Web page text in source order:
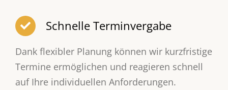
Schnelle Terminvergabe
Dank flexibler Planung können wir kurzfristige
Termine ermöglichen und reagieren schnell
auf Ihre individuellen Anforderungen.